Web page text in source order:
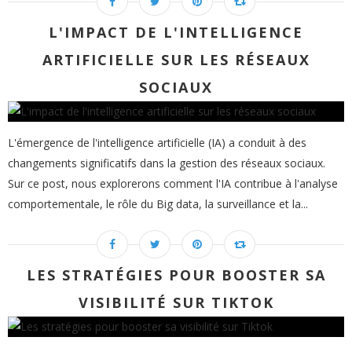
L'IMPACT DE L'INTELLIGENCE
ARTIFICIELLE SUR LES RÉSEAUX
SOCIAUX
L'émergence de l'intelligence artificielle (IA) a conduit à des
changements significatifs dans la gestion des réseaux sociaux.
Sur ce post, nous explorerons comment l'IA contribue à l'analyse
comportementale, le rôle du Big data, la surveillance et la...
LES STRATÉGIES POUR BOOSTER SA
VISIBILITÉ SUR TIKTOK